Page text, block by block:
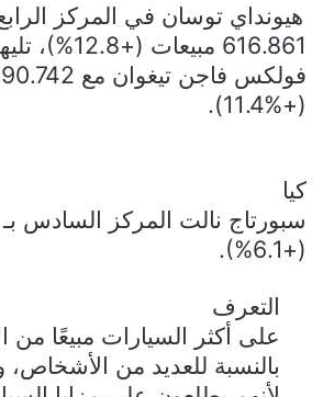
هيونداي توسان في المركز
616.861
فولكس فاجن تيغوان مع 490.742 مبيعات
(+11.4%).
كيا
سبورتاج نالت المركز السادس
(+6.1%)
.
التعرف
على أكثر السيارات مبيعًا من
بالنسبة للعديد من الأشخاص،